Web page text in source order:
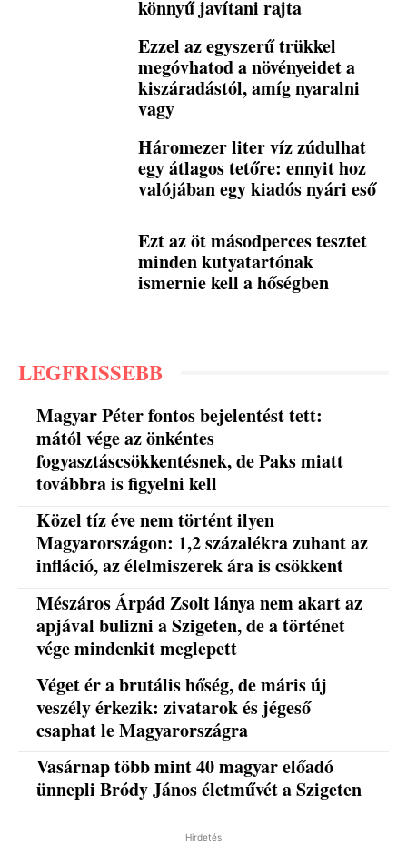
könnyű javítani rajta
Ezzel az egyszerű trükkel
megóvhatod a növényeidet a
kiszáradástól, amíg nyaralni
vagy
Háromezer liter víz zúdulhat
egy átlagos tetőre: ennyit hoz
valójában egy kiadós nyári eső
Ezt az öt másodperces tesztet
minden kutyatartónak
ismernie kell a hőségben
LEGFRISSEBB
Magyar Péter fontos bejelentést tett:
mától vége az önkéntes
fogyasztáscsökkentésnek, de Paks miatt
továbbra is figyelni kell
Közel tíz éve nem történt ilyen
Magyarországon: 1,2 százalékra zuhant az
infláció, az élelmiszerek ára is csökkent
Mészáros Árpád Zsolt lánya nem akart az
apjával bulizni a Szigeten, de a történet
vége mindenkit meglepett
Véget ér a brutális hőség, de máris új
veszély érkezik: zivatarok és jégeső
csaphat le Magyarországra
Vasárnap több mint 40 magyar előadó
ünnepli Bródy János életművét a Szigeten
Hirdetés